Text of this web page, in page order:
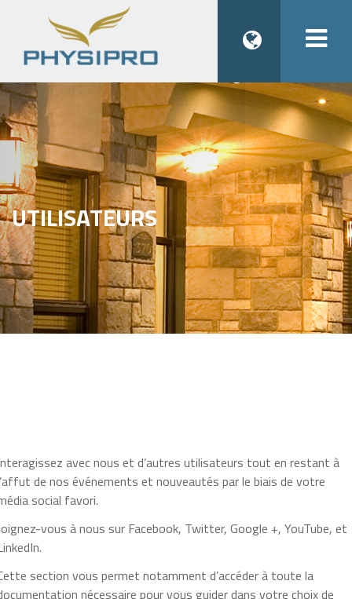
UTILISATEURS
avec nous et d’autres utilisateurs tout en restant à
de nos événements et nouveautés par le biais de votre
social favori.
vous à nous sur Facebook, Twitter, Google +, YouTube, et
section vous permet notamment d’accéder à toute la
nécessaire pour vous guider dans votre choix de